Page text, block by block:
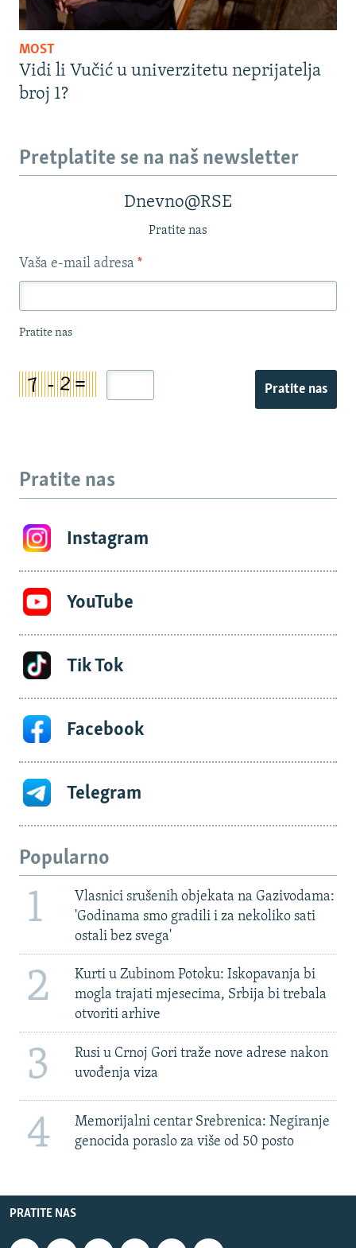
MOST
Vidi li Vučić u univerzitetu neprijatelja
broj 1?
Pretplatite se na naš newsletter
Dnevno@RSE
Pratite nas
Vaša e-mail adresa *
Pratite nas
Pratite nas
Pratite nas
Instagram
YouTube
Tik Tok
Facebook
Telegram
Popularno
1
Vlasnici srušenih objekata na Gazivodama:
'Godinama smo gradili i za nekoliko sati
ostali bez svega'
2
Kurti u Zubinom Potoku: Iskopavanja bi
mogla trajati mjesecima, Srbija bi trebala
otvoriti arhive
3
Rusi u Crnoj Gori traže nove adrese nakon
uvođenja viza
4
Memorijalni centar Srebrenica: Negiranje
genocida poraslo za više od 50 posto
PRATITE NAS